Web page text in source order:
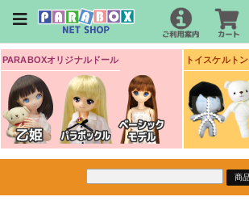
PARABOXオリジナルドール トイスケルトン